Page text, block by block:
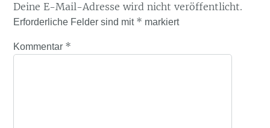
Deine E-Mail-Adresse wird nicht veröffentlicht.
Erforderliche Felder sind mit * markiert
Kommentar *